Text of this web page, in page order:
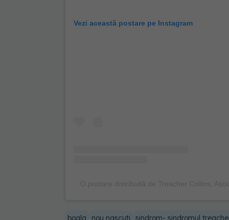
Vezi această postare pe Instagram
boala nou nascuti sindrom- sindromul